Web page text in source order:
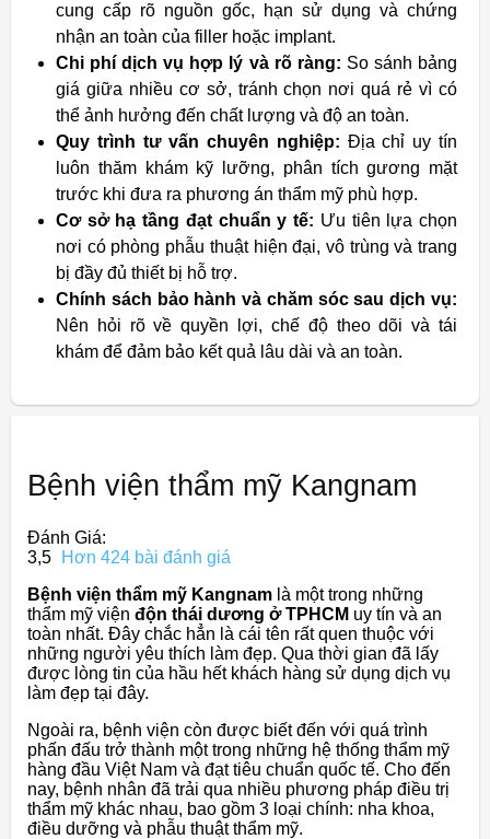
cung cấp rõ nguồn gốc, hạn sử dụng và chứng
nhận an toàn của filler hoặc implant.
Chi phí dịch vụ hợp lý và rõ ràng: So sánh bảng
giá giữa nhiều cơ sở, tránh chọn nơi quá rẻ vì có
thể ảnh hưởng đến chất lượng và độ an toàn.
Quy trình tư vấn chuyên nghiệp: Địa chỉ uy tín
luôn thăm khám kỹ lưỡng, phân tích gương mặt
trước khi đưa ra phương án thẩm mỹ phù hợp.
Cơ sở hạ tầng đạt chuẩn y tế: Ưu tiên lựa chọn
nơi có phòng phẫu thuật hiện đại, vô trùng và trang
bị đầy đủ thiết bị hỗ trợ.
Chính sách bảo hành và chăm sóc sau dịch vụ:
Nên hỏi rõ về quyền lợi, chế độ theo dõi và tái
khám để đảm bảo kết quả lâu dài và an toàn.
Bệnh viện thẩm mỹ Kangnam
Đánh Giá:
3,5
Hơn 424 bài đánh giá
Bệnh viện thẩm mỹ Kangnam là một trong những
thẩm mỹ viện độn thái dương ở TPHCM uy tín và an
toàn nhất. Đây chắc hẳn là cái tên rất quen thuộc với
những người yêu thích làm đẹp. Qua thời gian đã lấy
được lòng tin của hầu hết khách hàng sử dụng dịch vụ
làm đẹp tại đây.
Ngoài ra, bệnh viện còn được biết đến với quá trình
phấn đấu trở thành một trong những hệ thống thẩm mỹ
hàng đầu Việt Nam và đạt tiêu chuẩn quốc tế. Cho đến
nay, bệnh nhân đã trải qua nhiều phương pháp điều trị
thẩm mỹ khác nhau, bao gồm 3 loại chính: nha khoa,
điều dưỡng và phẫu thuật thẩm mỹ.